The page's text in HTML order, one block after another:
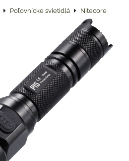
Poľovnícke svietidlá Nitecore